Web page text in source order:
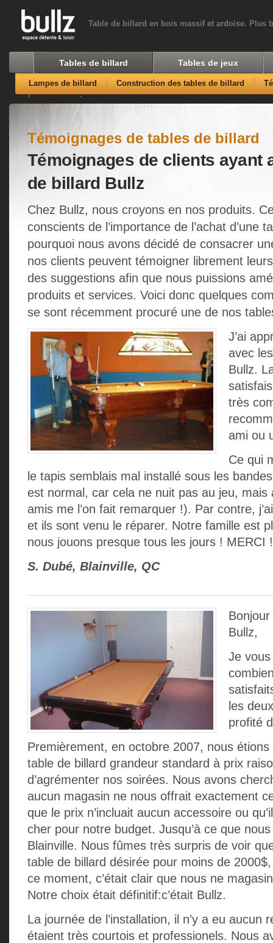
Table de billard en bois massif et ardoise. Plus
Tables de billard Tables de jeux
Lampes de billard Construction des tables de billard
Nos Magasins
Témoignages de tables de billard
Témoignages de clients ayant
de billard Bullz
Chez Bullz, nous croyons en nos produits.
conscients de l’importance de l’achat d’une
pourquoi nous avons décidé de consacrer
nos clients peuvent témoigner librement
des suggestions afin que nous puissions
produits et services. Voici donc quelques
se sont récemment procuré une de nos
J’ai
avec
Bullz.
très
ami ou
Ce qui
le tapis semblais mal installé sous les
est normal, car cela ne nuit pas au jeu, mais
amis me l’on fait remarquer !). Par contre,
et ils sont venu le réparer. Notre famille est
nous jouons presque tous les jours ! MERCI
S. Dubé, Blainville, QC
Bonjour
Bullz,
Je
les
profité
Premièrement, en octobre 2007, nous étions
table de billard grandeur standard à prix
d’agrémenter nos soirées. Nous avons
aucun magasin ne nous offrait exactement
que le prix n’incluait aucun accessoire ou
cher pour notre budget. Jusqu’à ce que
Blainville. Nous fûmes très surpris de voir
table de billard désirée pour moins de
ce moment, c’était clair que nous ne
Notre choix était définitif:c’était Bullz.
La journée de l’installation, il n’y a eu aucun
étaient très courtois et professionels. Nous